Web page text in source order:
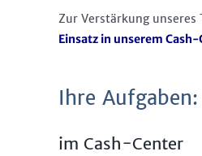
Zur Verstärkung unseres
Einsatz in unserem
Ihre Aufgaben:
im Cash-Center